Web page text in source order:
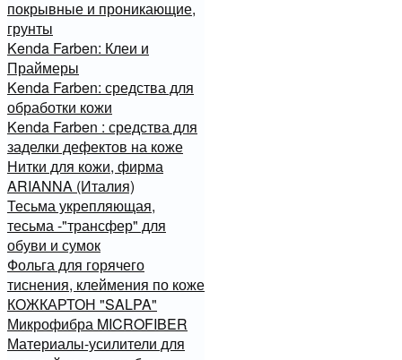
покрывные и проникающие,
грунты
Kenda Farben: Клеи и
Праймеры
Kenda Farben: средства для
обработки кожи
Kenda Farben : средства для
заделки дефектов на коже
Нитки для кожи, фирма
ARIANNA (Италия)
Тесьма укрепляющая,
тесьма -"трансфер" для
обуви и сумок
Фольга для горячего
тиснения, клеймения по коже
КОЖКАРТОН "SALPA"
Микрофибра MICROFIBER
Материалы-усилители для